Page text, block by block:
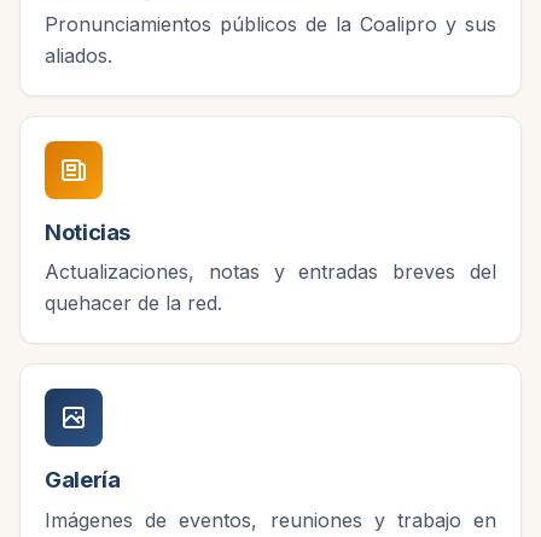
Pronunciamientos públicos de la Coalipro y sus
aliados.
Noticias
Actualizaciones, notas y entradas breves del
quehacer de la red.
Galería
Imágenes de eventos, reuniones y trabajo en